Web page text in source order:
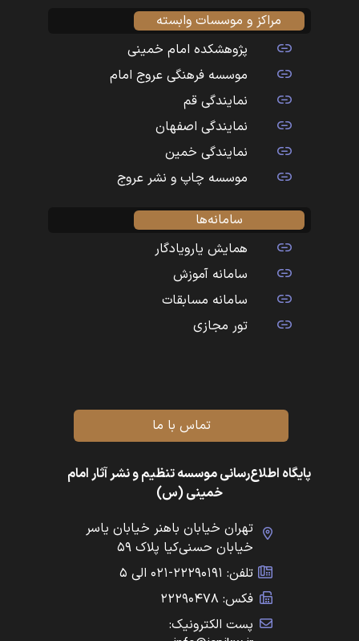
مراکز و موسسات وابسته
پژوهشکده امام خمینی
موسسه فرهنگی عروج امام
نمایندگی قم
نمایندگی اصفهان
نمایندگی خمین
موسسه چاپ و نشر عروج
سامانه‌ها
همایش یارویادگار
سامانه آموزش
سامانه مسابقات
تور مجازی
تماس با ما
پایگاه اطلاع‌رسانی موسسه تنظیم و نشر آثار امام
خمینی (س)
تهران خیابان باهنر خیابان یاسر
خیابان حسنی‌کیا پلاک ۵۹
تلفن: ۲۲۲۹۰۱۹۱-۰۲۱ الی ۵
فکس: ۲۲۲۹۰۴۷۸
پست الکترونیک: